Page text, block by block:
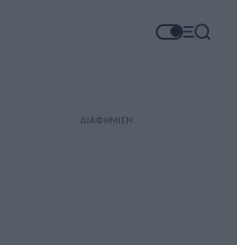
ΔΙΑΦΗΜΙΣΗ